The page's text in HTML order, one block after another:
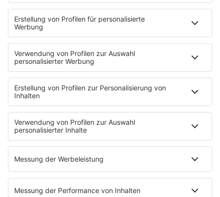
IMAGO / Future Image
23.05.2026
65 Jahre Martin Gore:
Unruhestand